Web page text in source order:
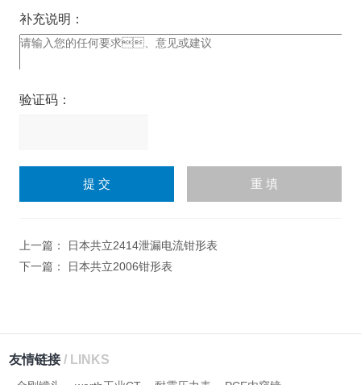
补充说明：
验证码：
上一篇：
日本共立2414泄漏电流钳形表
下一篇：
日本共立2006钳形表
友情链接/ LINKS